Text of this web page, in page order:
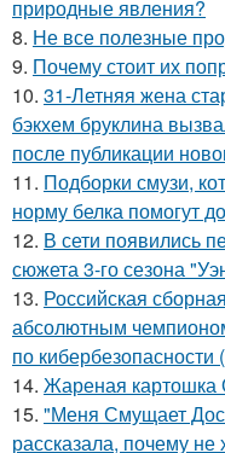
природные явления?
8. Не все полезные
9. Почему стоит их
10. 31-Летняя жена
бэкхем бруклина
после публикации
11. Подборки смузи,
норму белка помогут
12. В сети появились
сюжета 3-го сезона
13. Российская
абсолютным
по кибербезопасности
14. Жареная картошка
15. "Меня Смущает
рассказала, почему не